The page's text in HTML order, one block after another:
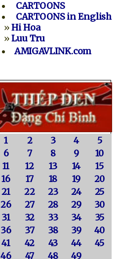
CARTOONS
CARTOONS in English
»Hi Hoa
»Luu Tru
AMIGAVLINK.com
1 2 3 4
5
6
7 8 9
10
11
12 13 14
15
16
17 18 19
20
21
22 23 24
25
26
27 28 29
30
31
32 33 34
35
36
37 38 39
40
41
42 43 44
45
46
47 48 49